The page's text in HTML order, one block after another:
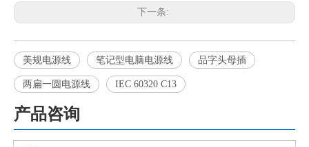
下一条:
美规电源线 笔记型电脑电源线 品字头母插
两扁一圆电源线 IEC 60320 C13
产品咨询